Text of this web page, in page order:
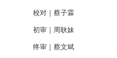
校对｜蔡子霖
初审｜周耿妹
终审｜蔡文斌